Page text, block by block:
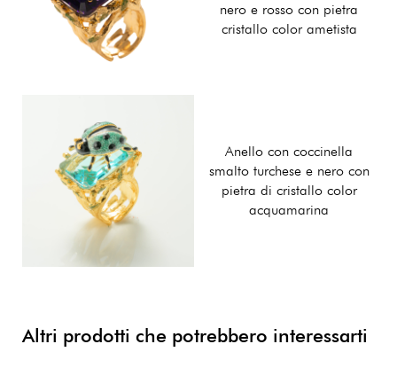
nero e rosso con pietra
cristallo color ametista
Anello con coccinella
smalto turchese e nero con
pietra di cristallo color
acquamarina
Altri prodotti che potrebbero interessarti